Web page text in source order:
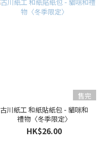
售完
古川紙工 和紙貼紙包 - 貓咪和
禮物〈冬季限定〉
HK$26.00